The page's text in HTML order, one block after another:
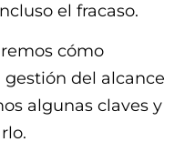
el fracaso.
cómo
del alcance
algunas claves y